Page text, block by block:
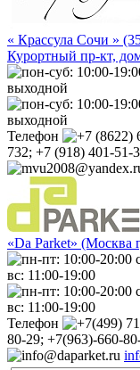
« Крассула Сочи »
Курортный пр-кт,
выходной
выходной
Телефон
732; +7 (918) 401-51-
«Da Parket» (Москва
вс: 11:00-19:00
вс: 11:00-19:00
Телефон
80-29; +7(963)-660-